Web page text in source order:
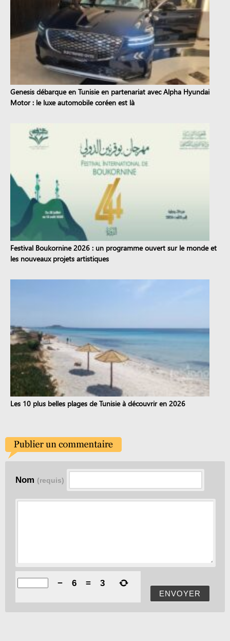
Genesis débarque en Tunisie en partenariat avec Alpha Hyundai
Motor : le luxe automobile coréen est là
Festival Boukornine 2026 : un programme ouvert sur le monde et
les nouveaux projets artistiques
Les 10 plus belles plages de Tunisie à découvrir en 2026
Nom (requis)
ENVOYER
− 6 = 3